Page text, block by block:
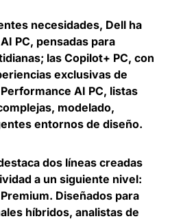
necesidades, Dell ha
PC, pensadas para
las Copilot+ PC, con
exclusivas de
AI PC, listas
modelado,
entornos de diseño.
dos líneas creadas
a un siguiente nivel:
. Diseñados para
híbridos, analistas de